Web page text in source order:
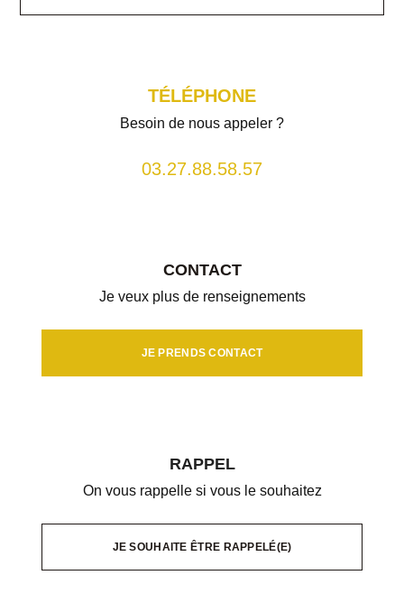
TÉLÉPHONE
Besoin de nous appeler ?
03.27.88.58.57
CONTACT
Je veux plus de renseignements
JE PRENDS CONTACT
RAPPEL
On vous rappelle si vous le souhaitez
JE SOUHAITE ÊTRE RAPPELÉ(E)